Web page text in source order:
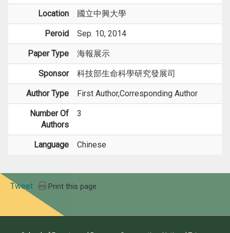
Location 國立中興大學
Peroid Sep. 10, 2014
Paper Type 海報展示
Sponsor 科技部生命科學研究發展司
Author Type First Author,Corresponding Author
Number Of
Authors
3
Language Chinese
Tweet Print this page